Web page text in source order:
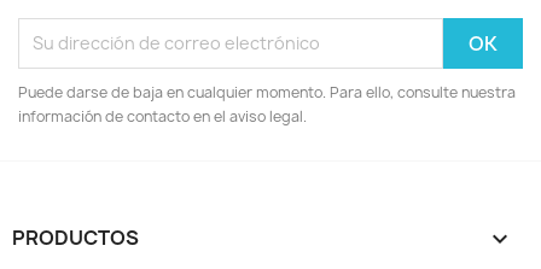
Puede darse de baja en cualquier momento. Para ello, consulte nuestra
información de contacto en el aviso legal.
PRODUCTOS 